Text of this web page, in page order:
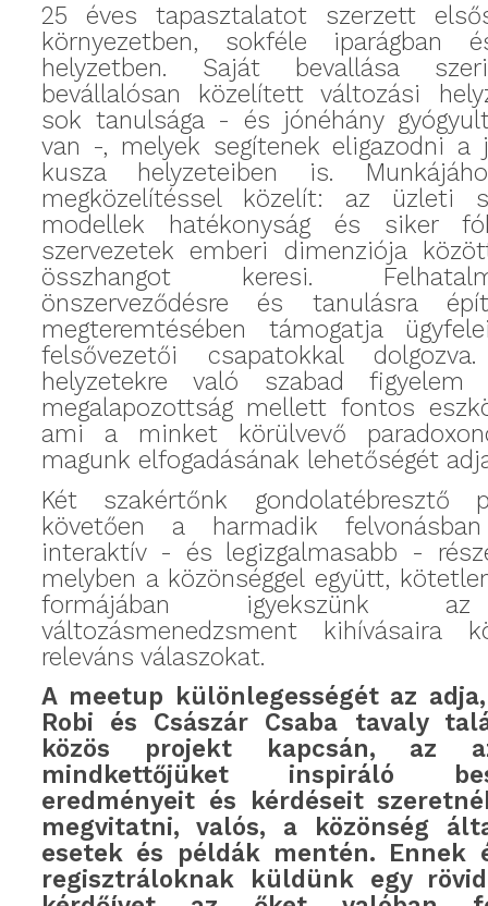
25 éves tapasztalatot szerzett
környezetben, sokféle iparágban
helyzetben. Saját bevallása
bevállalósan közelített változási
sok tanulsága - és jónéhány
van -, melyek segítenek eligazodni a
kusza helyzeteiben is.
megközelítéssel közelít: az üzleti
modellek hatékonyság és siker
szervezetek emberi dimenziója
összhangot keresi.
önszerveződésre és tanulásra
megteremtésében támogatja
felsővezetői csapatokkal
helyzetekre való szabad
megalapozottság mellett fontos
ami a minket körülvevő
magunk elfogadásának lehetőségét
Két szakértőnk gondolatébresztő
követően a harmadik
interaktív - és legizgalmasabb -
melyben a közönséggel együtt,
formájában igyekszünk
változásmenedzsment kihívásaira
releváns válaszokat.
A meetup különlegességét az
Robi és Császár Csaba tavaly
közös projekt kapcsán, az
mindkettőjüket inspiráló
eredményeit és kérdéseit
megvitatni, valós, a közönség
esetek és példák mentén. Ennek
regisztráloknak küldünk egy